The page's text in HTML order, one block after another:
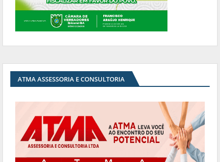
ATMA ASSESSORIA E CONSULTORIA